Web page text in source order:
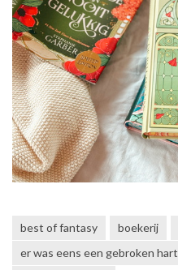
best of fantasy boekerij
er was eens een gebroken hart